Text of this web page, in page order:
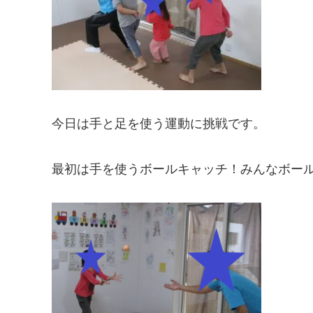
今日は手と足を使う運動に挑戦です。
最初は手を使うボールキャッチ！みんなボー